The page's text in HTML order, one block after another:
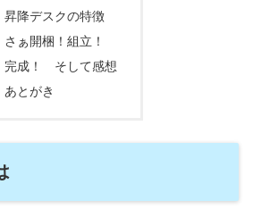
昇降デスクの特徴
さぁ開梱！組立！
完成！ そして感想
あとがき